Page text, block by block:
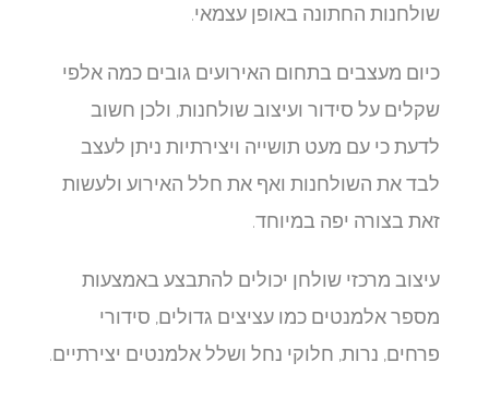
שולחנות החתונה באופן עצמאי.
כיום מעצבים בתחום האירועים גובים כמה אלפי
שקלים על סידור ועיצוב שולחנות, ולכן חשוב
לדעת כי עם מעט תושייה ויצירתיות ניתן לעצב
לבד את השולחנות ואף את חלל האירוע ולעשות
זאת בצורה יפה במיוחד.
עיצוב מרכזי שולחן יכולים להתבצע באמצעות
מספר אלמנטים כמו עציצים גדולים, סידורי
פרחים, נרות, חלוקי נחל ושלל אלמנטים יצירתיים.